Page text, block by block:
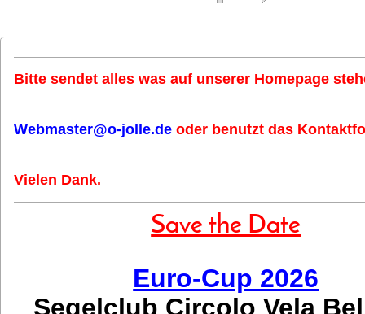
Bitte sendet alles was auf unserer Homepage
Webmaster@o-jolle.de oder benutzt das
Vielen Dank.
Save the Date
Euro-Cup 2026
Segelclub Circolo Vela